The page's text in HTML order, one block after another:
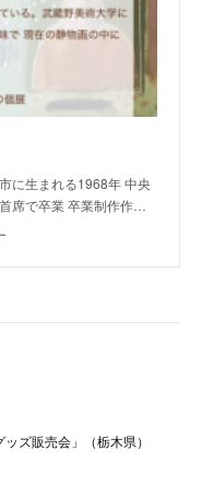
に生まれる1968年 中央
席で卒業 卒業制作作…
ズ販売会」（栃木県）